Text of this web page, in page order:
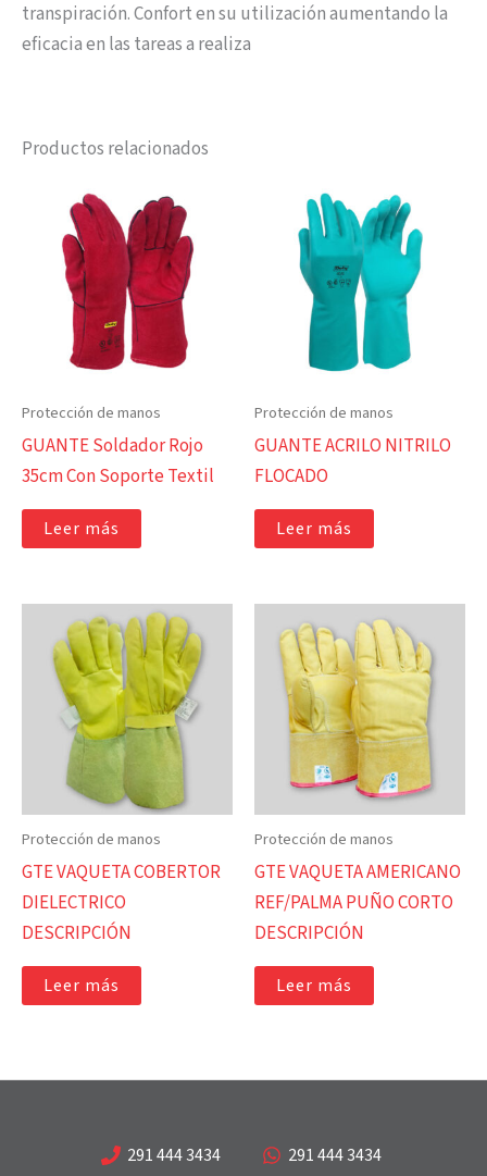
transpiración. Confort en su utilización aumentando la
eficacia en las tareas a realiza
Productos relacionados
Protección de manos
GUANTE Soldador Rojo
35cm Con Soporte Textil
Leer más
Protección de manos
GUANTE ACRILO NITRILO
FLOCADO
Leer más
Protección de manos
GTE VAQUETA COBERTOR
DIELECTRICO
DESCRIPCIÓN
Leer más
Protección de manos
GTE VAQUETA AMERICANO
REF/PALMA PUÑO CORTO
DESCRIPCIÓN
Leer más
291 444 3434 291 444 3434